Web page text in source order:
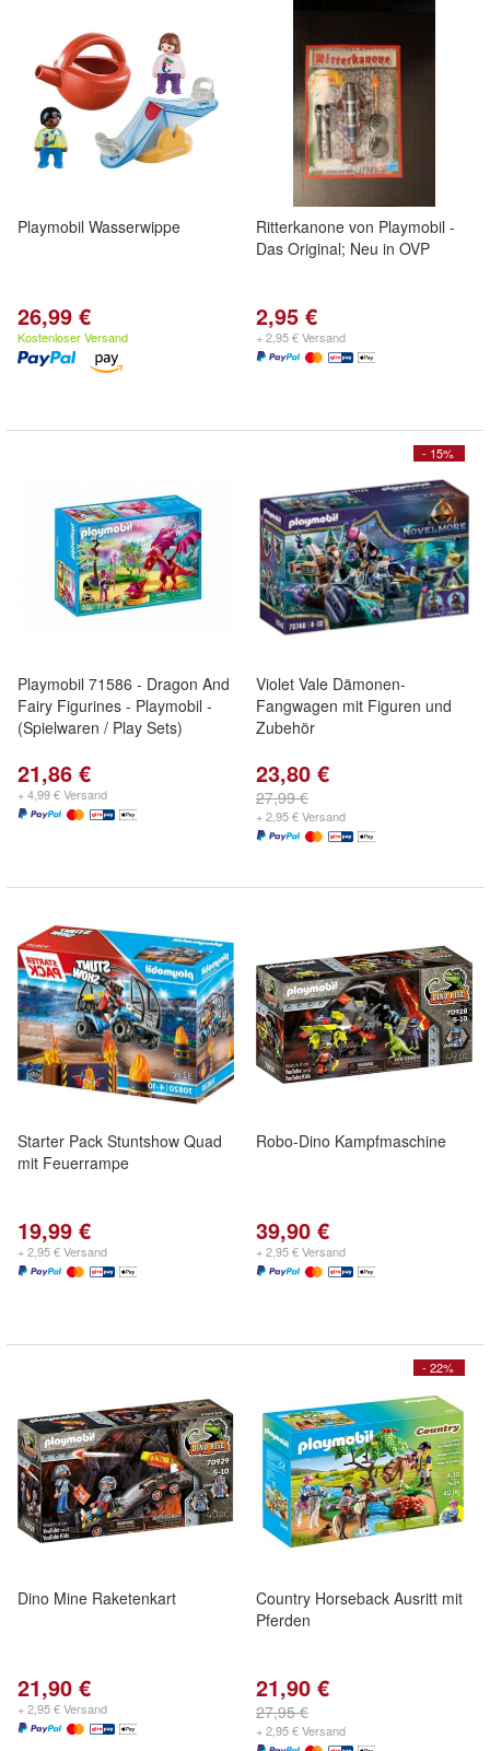
Playmobil Wasserwippe
26,99 €
Kostenloser Versand
Ritterkanone von Playmobil -
Das Original; Neu in OVP
2,95 €
+ 2,95 € Versand
Playmobil 71586 - Dragon And
Fairy Figurines - Playmobil -
(Spielwaren / Play Sets)
21,86 €
+ 4,99 € Versand
- 15%
Violet Vale Dämonen-
Fangwagen mit Figuren und
Zubehör
23,80 €
27,99 €
+ 2,95 € Versand
Starter Pack Stuntshow Quad
mit Feuerrampe
19,99 €
+ 2,95 € Versand
Robo-Dino Kampfmaschine
39,90 €
+ 2,95 € Versand
Dino Mine Raketenkart
21,90 €
+ 2,95 € Versand
- 22%
Country Horseback Ausritt mit
Pferden
21,90 €
27,95 €
+ 2,95 € Versand